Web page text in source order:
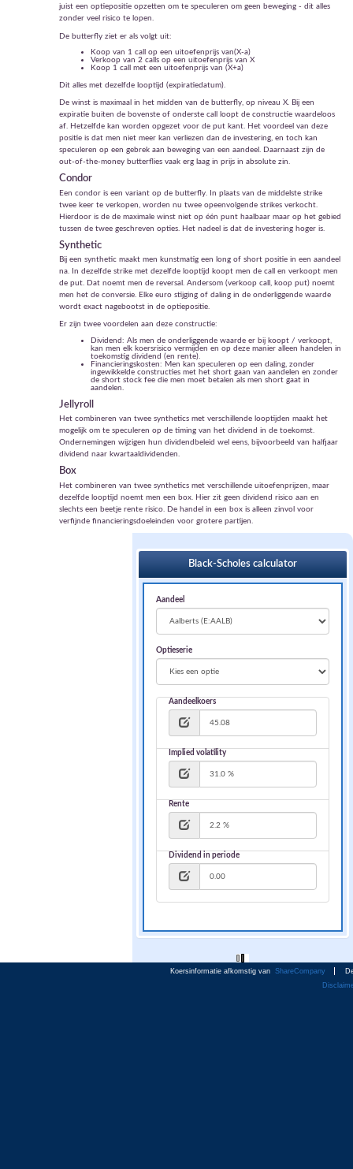
juist een optiepositie opzetten om te speculeren om geen beweging - dit alles
zonder veel risico te lopen.
De butterfly ziet er als volgt uit:
Koop van 1 call op een uitoefenprijs van(X-a)
Verkoop van 2 calls op een uitoefenprijs van X
Koop 1 call met een uitoefenprijs van (X+a)
Dit alles met dezelfde looptijd (expiratiedatum).
De winst is maximaal in het midden van de butterfly, op niveau X. Bij een
expiratie buiten de bovenste of onderste call loopt de constructie waardeloos
af. Hetzelfde kan worden opgezet voor de put kant. Het voordeel van deze
positie is dat men niet meer kan verliezen dan de investering, en toch kan
speculeren op een gebrek aan beweging van een aandeel. Daarnaast zijn de
out-of-the-money butterflies vaak erg laag in prijs in absolute zin.
Condor
Een condor is een variant op de butterfly. In plaats van de middelste strike
twee keer te verkopen, worden nu twee opeenvolgende strikes verkocht.
Hierdoor is de de maximale winst niet op één punt haalbaar maar op het gebied
tussen de twee geschreven opties. Het nadeel is dat de investering hoger is.
Synthetic
Bij een synthetic maakt men kunstmatig een long of short positie in een aandeel
na. In dezelfde strike met dezelfde looptijd koopt men de call en verkoopt men
de put. Dat noemt men de reversal. Andersom (verkoop call, koop put) noemt
men het de conversie. Elke euro stijging of daling in de onderliggende waarde
wordt exact nagebootst in de optiepositie.
Er zijn twee voordelen aan deze constructie:
Dividend: Als men de onderliggende waarde er bij koopt / verkoopt,
kan men elk koersrisico vermijden en op deze manier alleen handelen in
toekomstig dividend (en rente).
Financieringskosten: Men kan speculeren op een daling, zonder
ingewikkelde constructies met het short gaan van aandelen en zonder
de short stock fee die men moet betalen als men short gaat in
aandelen.
Jellyroll
Het combineren van twee synthetics met verschillende looptijden maakt het
mogelijk om te speculeren op de timing van het dividend in de toekomst.
Ondernemingen wijzigen hun dividendbeleid wel eens, bijvoorbeeld van halfjaar
dividend naar kwartaaldividenden.
Box
Het combineren van twee synthetics met verschillende uitoefenprijzen, maar
dezelfde looptijd noemt men een box. Hier zit geen dividend risico aan en
slechts een beetje rente risico. De handel in een box is alleen zinvol voor
verfijnde financieringsdoeleinden voor grotere partijen.
Black-Scholes calculator
Aandeel
Optieserie
Aandeelkoers
Implied volatility
Rente
Dividend in periode
Koersinformatie afkomstig van ShareCompany